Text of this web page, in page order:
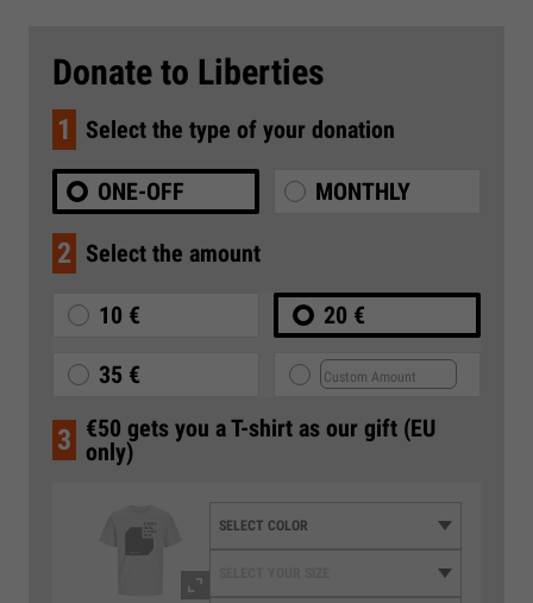
Donate to Liberties
1 Select the type of your donation
ONE-OFF MONTHLY
2 Select the amount
10 € 20 €
35 €
3 €50 gets you a T-shirt as our gift (EU
only)